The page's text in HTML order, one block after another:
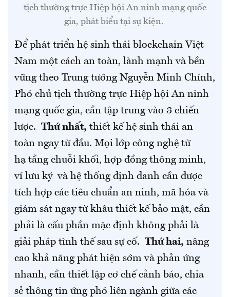
tịch thường trực Hiệp hội An ninh mạng quốc
gia, phát biểu tại sự kiện.
Để phát triển hệ sinh thái blockchain Việt
Nam một cách an toàn, lành mạnh và bền
vững theo Trung tướng Nguyễn Minh Chính,
Phó chủ tịch thường trực Hiệp hội An ninh
mạng quốc gia, cần tập trung vào 3 chiến
lược. Thứ nhất, thiết kế hệ sinh thái an
toàn ngay từ đầu. Mọi lớp công nghệ từ
hạ tầng chuỗi khối, hợp đồng thông minh,
ví lưu ký và hệ thống định danh cần được
tích hợp các tiêu chuẩn an ninh, mã hóa và
giám sát ngay từ khâu thiết kế bảo mật, cần
phải là cấu phần mặc định không phải là
giải pháp tình thế sau sự cố. Thứ hai, nâng
cao khả năng phát hiện sớm và phản ứng
nhanh, cần thiết lập cơ chế cảnh báo, chia
sẻ thông tin ứng phó liên ngành giữa các